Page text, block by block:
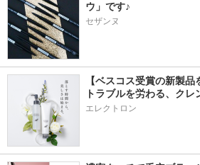
ウ」です♪
セザンヌ
【ベスコス受賞の新製
トラブルを労わる、ク
エレクトロン